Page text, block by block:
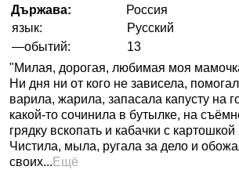
Държава:
Россия
язык:
Русский
—обытий:
13
"Милая, дорогая, любимая моя
Ни дня ни от кого не зависела,
варила, жарила, запасала капусту на
какой-то сочинила в бутылке, на
грядку вскопать и кабачки с картошкой
Чистила, мыла, ругала за дело и
своих... Ещё